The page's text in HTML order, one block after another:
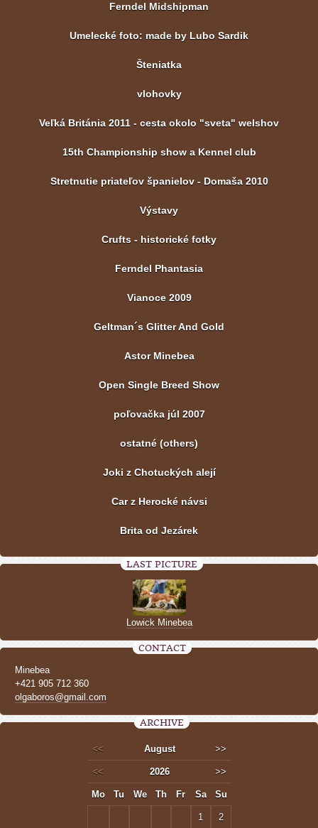
Ferndel Midshipman
Umelecké foto: made by Lubo Sardik
Šteniatka
vlohovky
Veľká Británia 2011 - cesta okolo "sveta" welshov
15th Championship show a Kennel club
Stretnutie priateľov španielov - Domaša 2010
Výstavy
Crufts - historické fotky
Ferndel Phantasia
Vianoce 2009
Geltman´s Glitter And Gold
Astor Minebea
Open Single Breed Show
poľovačka júl 2007
ostatné (others)
Joki z Chotuckých alejí
Car z Herocké návsi
Brita od Jezárek
LAST PICTURE
Lowick Minebea
CONTACT
Minebea
+421 905 712 360
olgaboros@gmail.com
ARCHIVE
<< August >>
<< 2026 >>
Mo Tu We Th Fr Sa Su
1 2